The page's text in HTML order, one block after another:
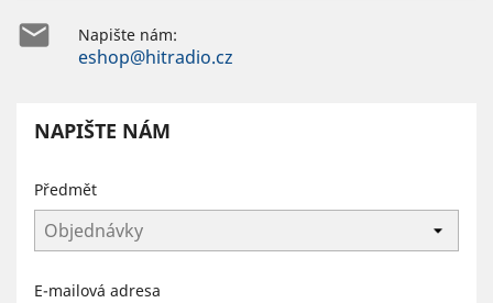
 Napište nám:
eshop@hitradio.cz
NAPIŠTE NÁM
Předmět
E-mailová adresa